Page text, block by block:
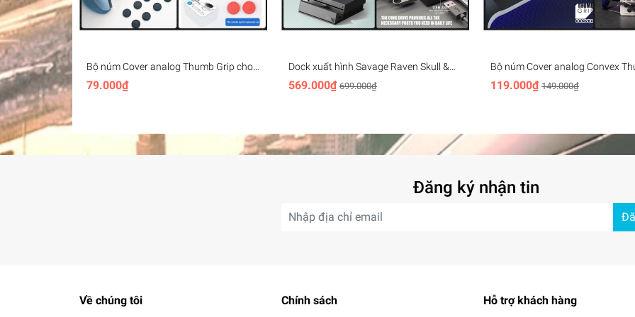
#dochoi #game #controller #wireles #2.4G #706W
Bộ núm Cover analog Thumb Grip cho
PS4 PS5 XBox
79.000₫
Dock xuất hình Savage Raven Skull &
Co Jumpgate cho Nintendo Switch 2,
Handheld gaming
569.000₫ 699.000₫
Bộ núm Cover analog Convex
Grip cho Nintendo Switch 2 PS4
XBox - Skull & Co
119.000₫ 149.000₫
Đăng ký nhận tin
Về chúng tôi Chính sách Hỗ trợ khách hàng